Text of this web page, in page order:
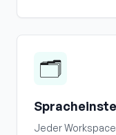
🗂️
Jeder